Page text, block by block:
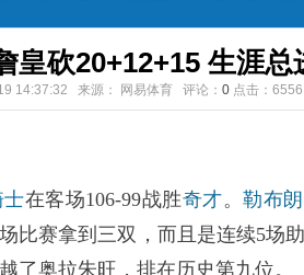
皇砍20+12+15 生涯总
14:37:32 来源： 网易体育 评论： 0 点击： 6556
士在客场106-99战胜奇才。 勒布朗
比赛拿到三双，而且是连续5场
了奥拉朱旺，排在历史第九位。